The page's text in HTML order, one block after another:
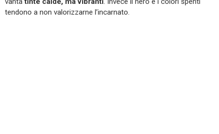
tendono a non valorizzarne l’incarnato.